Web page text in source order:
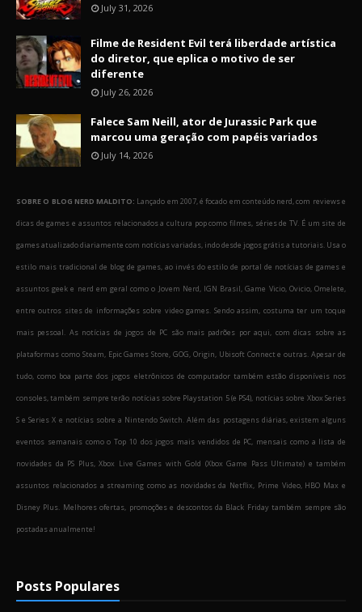
July 31, 2026
Filme de Resident Evil terá liberdade artística
do diretor, que eplica o motivo de ser
diferente
July 26, 2026
Falece Sam Neill, ator de Jurassic Park que
marcou uma geração com papéis variados
July 14, 2026
SOBRE O BLOG NERD MALDITO: Lançado em 2007, é focado em conteúdo nerd, com reviews e
dicas de games e assuntos relacionados a cultura pop como filmes, séries de TV. É um site de
games atualizado diariamente com notícias variadas, indo desde jogos grátis a tutoriais. Usa o
estilo mais tradicional de blog de games, ao invés do estilo de portal de notícias de games e
assuntos geek e nerd em geral como o Jovem Nerd, IGN Brasil, Game Vicio, Ovicio, Omelete,
entre outros sites de informações sobre video games. Sendo assim, costuma ter um toque
mais pessoal. As notícias de jogos de PC são mais padrões por aqui, com dicas sobre as
plataformas como Steam, Epic Games Store, GOG, Origin, Ubisoft Connect e outras. Apesar de
tudo, como boa parte dos jogos eletrônicos de computador também estão disponíveis nos
consoles, também sempre terão notícias sobre Playstation 5 (e PS4), notícias sobre Xbox Series
S e Series X e notícias sobre a Nintendo Switch. Além das postagens diárias, existem alguns
eventos semanais como o Top 10 dos jogos mais vendidos de PC, mensais como a lista de
novidades da PS Plus, Xbox Live Games with Gold (Xbox Game Pass Ultimate) e também
assuntos relacionados a streaming como as novidades da Netflix, Prime Video, HBO Max e
Disney Plus. Melhores ofertas, promoções e descontos da Black Friday também sempre são
postadas anualmente!
Posts Populares